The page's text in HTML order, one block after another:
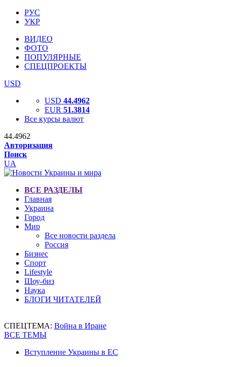
РУС
УКР
ВИДЕО
ФОТО
ПОПУЛЯРНЫЕ
СПЕЦПРОЕКТЫ
USD
USD 44.4962
EUR 51.3814
Все курсы валют
44.4962
Авторизация
Поиск
UA
ВСЕ РАЗДЕЛЫ
Главная
Украина
Город
Мир
Все новости раздела
Россия
Бизнес
Спорт
Lifestyle
Шоу-биз
Наука
БЛОГИ ЧИТАТЕЛЕЙ
СПЕЦТЕМА: Война в Иране
ВСЕ ТЕМЫ
Вступление Украины в ЕС